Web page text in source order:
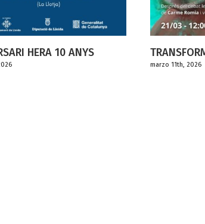
TRANSFORMACIÓ I CREATIVITAT